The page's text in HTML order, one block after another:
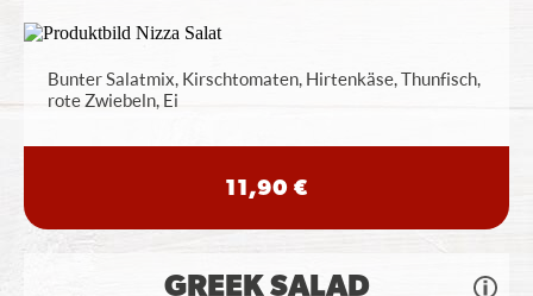
Bunter Salatmix, Kirschtomaten, Hirtenkäse, Thunfisch,
rote Zwiebeln, Ei
11,90 €
GREEK SALAD